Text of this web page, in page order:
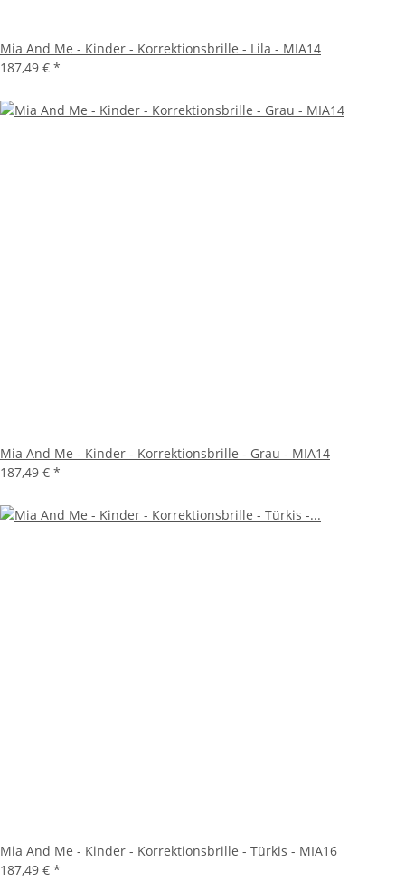
Mia And Me - Kinder - Korrektionsbrille - Lila - MIA14
187,49 € *
Mia And Me - Kinder - Korrektionsbrille - Grau - MIA14
187,49 € *
Mia And Me - Kinder - Korrektionsbrille - Türkis - MIA16
187,49 € *